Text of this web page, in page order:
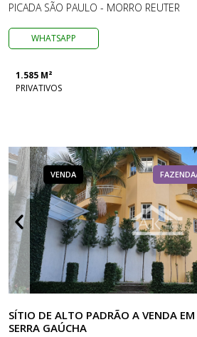
PICADA SÃO PAULO - MORRO REUTER
WHATSAPP
1.585 M²
PRIVATIVOS
VENDA
SÍTIO DE ALTO PADRÃO A VENDA
SERRA GAÚCHA